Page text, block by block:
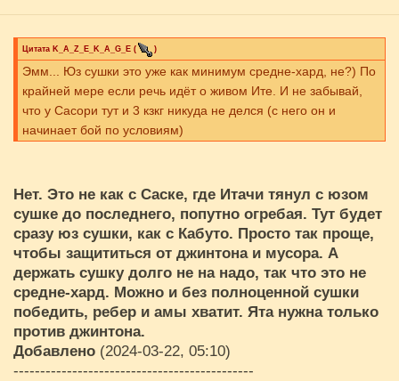
Цитата K_A_Z_E_K_A_G_E ( )
Эмм... Юз сушки это уже как минимум средне-хард, не?) По
крайней мере если речь идёт о живом Ите. И не забывай,
что у Сасори тут и 3 кзкг никуда не делся (с него он и
начинает бой по условиям)
Нет. Это не как с Саске, где Итачи тянул с юзом
сушке до последнего, попутно огребая. Тут будет
сразу юз сушки, как с Кабуто. Просто так проще,
чтобы защититься от джинтона и мусора. А
держать сушку долго не на надо, так что это не
средне-хард. Можно и без полноценной сушки
победить, ребер и амы хватит. Ята нужна только
против джинтона.
Добавлено (2024-03-22, 05:10)
---------------------------------------------